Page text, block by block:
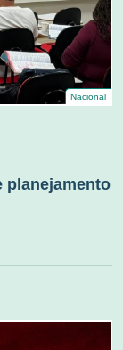
Nacional
planejamento